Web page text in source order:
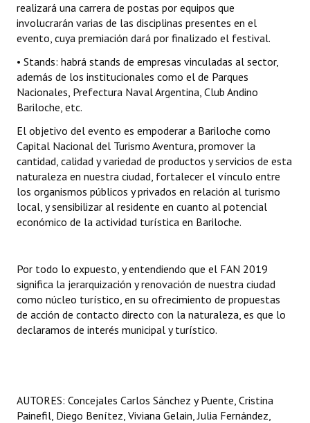
realizará una carrera de postas por equipos que
involucrarán varias de las disciplinas presentes en el
evento, cuya premiación dará por finalizado el festival.
• Stands: habrá stands de empresas vinculadas al sector,
además de los institucionales como el de Parques
Nacionales, Prefectura Naval Argentina, Club Andino
Bariloche, etc.
El objetivo del evento es empoderar a Bariloche como
Capital Nacional del Turismo Aventura, promover la
cantidad, calidad y variedad de productos y servicios de esta
naturaleza en nuestra ciudad, fortalecer el vínculo entre
los organismos públicos y privados en relación al turismo
local, y sensibilizar al residente en cuanto al potencial
económico de la actividad turística en Bariloche.
Por todo lo expuesto, y entendiendo que el FAN 2019
significa la jerarquización y renovación de nuestra ciudad
como núcleo turístico, en su ofrecimiento de propuestas
de acción de contacto directo con la naturaleza, es que lo
declaramos de interés municipal y turístico.
AUTORES: Concejales Carlos Sánchez y Puente, Cristina
Painefil, Diego Benítez, Viviana Gelain, Julia Fernández,